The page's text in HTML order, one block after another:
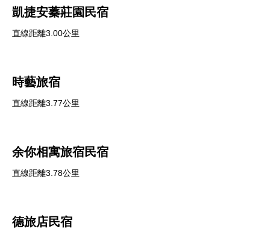
凱捷安蓁莊園民宿
直線距離3.00公里
時藝旅宿
直線距離3.77公里
余你相寓旅宿民宿
直線距離3.78公里
德旅店民宿